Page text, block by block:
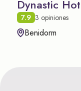
Dynastic
7.9 3 opiniones
Benidorm